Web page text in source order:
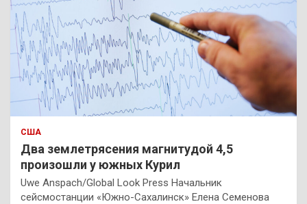
США
Два землетрясения магнитудой 4,5
произошли у южных Курил
Uwe Anspach/Global Look Press Начальник
сейсмостанции «Южно-Сахалинск» Елена Семенова